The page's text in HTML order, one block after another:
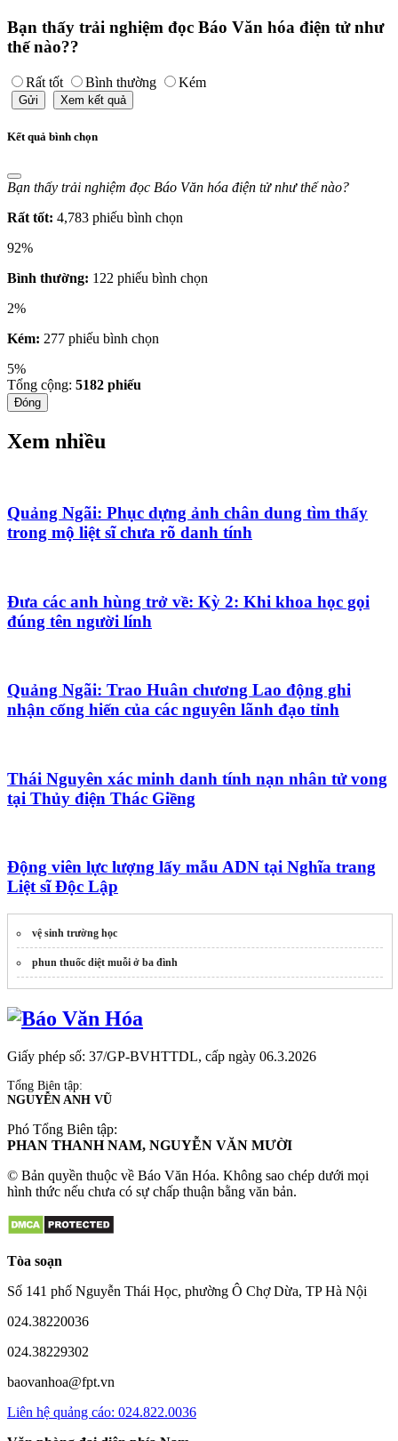
Bạn thấy trải nghiệm đọc Báo Văn hóa điện tử như
thế nào??
Rất tốt Bình thường Kém
Gửi Xem kết quả
Kết quả bình chọn
Bạn thấy trải nghiệm đọc Báo Văn hóa điện tử như thế nào?
Rất tốt: 4,783 phiếu bình chọn
92%
Bình thường: 122 phiếu bình chọn
2%
Kém: 277 phiếu bình chọn
5%
Tổng cộng: 5182 phiếu
Đóng
Xem nhiều
Quảng Ngãi: Phục dựng ảnh chân dung tìm thấy
trong mộ liệt sĩ chưa rõ danh tính
Đưa các anh hùng trở về: Kỳ 2: Khi khoa học gọi
đúng tên người lính
Quảng Ngãi: Trao Huân chương Lao động ghi
nhận cống hiến của các nguyên lãnh đạo tỉnh
Thái Nguyên xác minh danh tính nạn nhân tử vong
tại Thủy điện Thác Giềng
Động viên lực lượng lấy mẫu ADN tại Nghĩa trang
Liệt sĩ Độc Lập
vệ sinh trường học
phun thuốc diệt muỗi ở ba đình
Giấy phép số: 37/GP-BVHTTDL, cấp ngày 06.3.2026
Tổng Biên tập:
NGUYỄN ANH VŨ
Phó Tổng Biên tập:
PHAN THANH NAM, NGUYỄN VĂN MƯỜI
© Bản quyền thuộc về Báo Văn Hóa. Không sao chép dưới mọi
hình thức nếu chưa có sự chấp thuận bằng văn bản.
Tòa soạn
Số 141 phố Nguyễn Thái Học, phường Ô Chợ Dừa, TP Hà Nội
024.38220036
024.38229302
baovanhoa@fpt.vn
Liên hệ quảng cáo: 024.822.0036